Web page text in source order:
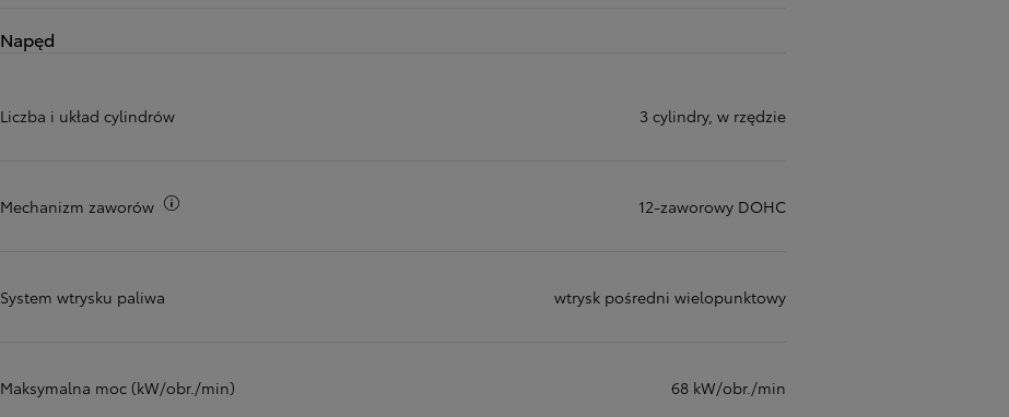
Napęd
Liczba i układ cylindrów 3 cylindry, w rzędzie
Mechanizm zaworów 12-zaworowy DOHC
System wtrysku paliwa wtrysk pośredni wielopunktowy
Maksymalna moc (kW/obr./min) 68 kW/obr./min